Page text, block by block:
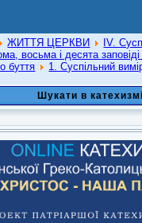
ЖИТТЯ ЦЕРКВИ
IV.
восьма і десята
буття
1. Суспільний
Шукати в катехизмі